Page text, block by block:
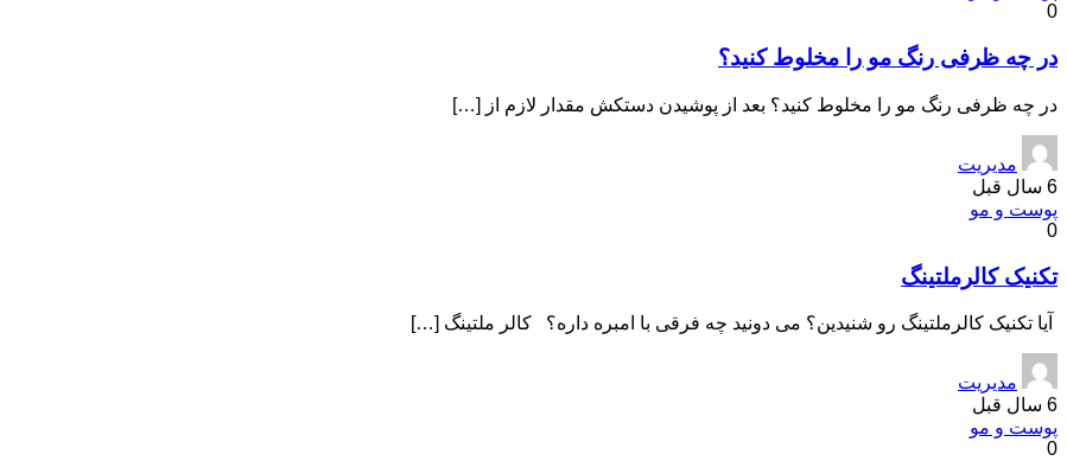
0
در چه ظرفی رنگ‌ مو را مخلوط کنید؟
در چه ظرفی رنگ‌ مو را مخلوط کنید؟ بعد از پوشیدن دستكش مقدار لازم از […]
مدیریت
6 سال قبل
پوست و مو
0
تکنیک کالرملتینگ
آیا تکنیک کالرملتینگ رو شنیدین؟ می دونید چه فرقی با امبره داره؟ کالر ملتینگ […]
مدیریت
6 سال قبل
پوست و مو
0